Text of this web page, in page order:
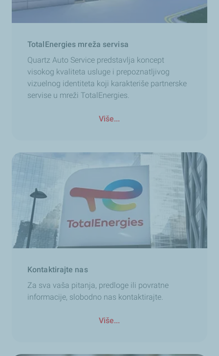
TotalEnergies mreža servisa
Quartz Auto Service predstavlja koncept
visokog kvaliteta usluge i prepoznatljivog
vizuelnog identiteta koji karakteriše partnerske
servise u mreži TotalEnergies.
Više...
Kontaktirajte nas
Za sva vaša pitanja, predloge ili povratne
informacije, slobodno nas kontaktirajte.
Više...